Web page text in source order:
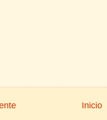
Inicio